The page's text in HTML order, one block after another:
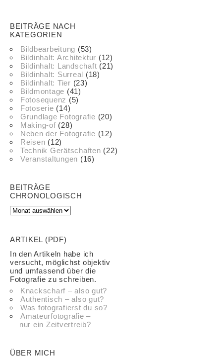
BEITRÄGE NACH
KATEGORIEN
Bildbearbeitung (53)
Bildinhalt: Architektur (12)
Bildinhalt: Landschaft (21)
Bildinhalt: Surreal (18)
Bildinhalt: Tier (23)
Bildmontage (41)
Fotosequenz (5)
Fotoserie (14)
Grundlage Fotografie (20)
Making-of (28)
Neben der Fotografie (12)
Reisen (12)
Technik Gerätschaften (22)
Veranstaltungen (16)
BEITRÄGE
CHRONOLOGISCH
ARTIKEL (PDF)
In den Artikeln habe ich
versucht, möglichst objektiv
und umfassend über die
Fotografie zu schreiben.
Knackscharf – also gut?
Authentisch – also gut?
Was fotografierst du so?
Amateurfotografie –
nur ein Zeitvertreib?
ÜBER MICH